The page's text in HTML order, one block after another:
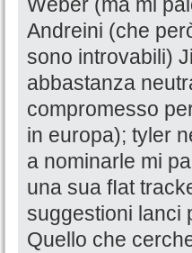
Andreini (che
sono introvabili)
abbastanza
compromesso
in europa); tyler
a nominarle mi
una sua fIat
suggestioni lanci
Quello che